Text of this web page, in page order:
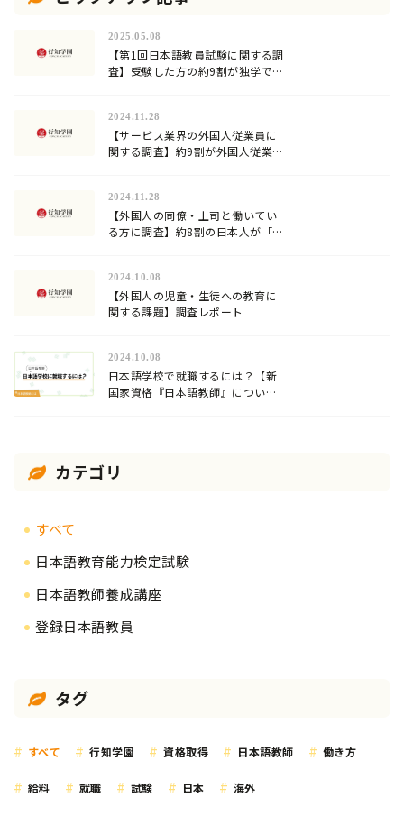
2025.05.08
【第1回日本語教員試験に関する調
査】受験した方の約9割が独学での
2024.11.28
【サービス業界の外国人従業員に
関する調査】約9割が外国人従業員
員』の需要！
2024.11.28
【外国人の同僚・上司と働いてい
る方に調査】約8割の日本人が「日
2024.10.08
【外国人の児童・生徒への教育に
関する課題】調査レポート
2024.10.08
日本語学校で就職するには？【新
国家資格『日本語教師』について
カテゴリ
すべて
日本語教育能力検定試験
日本語教師養成講座
登録日本語教員
タグ
すべて 行知学園 資格取得 日本語教師 働き方
給料 就職 試験 日本 海外